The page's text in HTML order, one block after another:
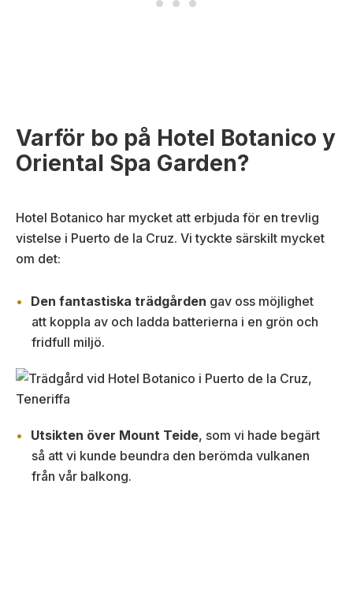
Varför bo på Hotel Botanico y
Oriental Spa Garden?
Hotel Botanico har mycket att erbjuda för en trevlig
vistelse i Puerto de la Cruz. Vi tyckte särskilt mycket
om det:
Den fantastiska trädgården gav oss möjlighet
att koppla av och ladda batterierna i en grön och
fridfull miljö.
Utsikten över Mount Teide, som vi hade begärt
så att vi kunde beundra den berömda vulkanen
från vår balkong.